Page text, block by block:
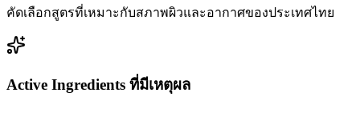
คัดเลือกสูตรที่เหมาะกับสภาพผิวและอากาศของประเทศไทย
Active Ingredients ที่มีเหตุผล